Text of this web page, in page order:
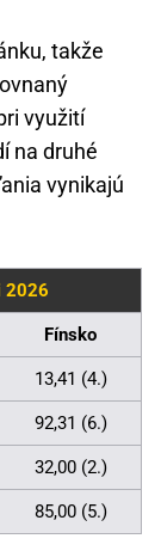
takže
využití
na druhé
vynikajú
2026
Fínsko
13,41 (4.)
92,31 (6.)
32,00 (2.)
85,00 (5.)